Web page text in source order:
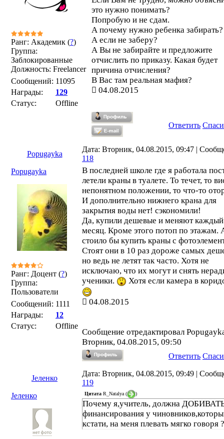
Ранг: Академик (?)
Группа:
Заблокированные
Должность: Freelancer
Сообщений: 11095
Награды:
129
Статус:
Offline
это нужно понимать?
Попробую и не сдам.
А почему нужно ребенка забирать?
А если не заберу?
А Вы не забирайте и предложите
отчислить по приказу. Какая будет
причина отчисления?
В Вас там реальная мафия?
04.08.2015
Ответить
Popugayka
Дата: Вторник, 04.08.2015, 09:47 |
118
Popugayka
Ранг: Доцент (?)
Группа:
Пользователи
Сообщений: 1111
Награды:
12
Статус:
Offline
В последней школе где я работала
летели краны в туалете. То течет, то
непонятном положении, то что-то
И дополнительно нижнего крана для
закрытия воды нет! сэкономили!
Да, купили дешевые и меняют каждый
месяц. Кроме этого потоп по этажам.
стоило бы купить краны с
Стоят они в 10 раз дороже самых
но ведь не летят так часто. Хотя не
исключаю, что их могут и снять
ученики.
Хотя если камера в
04.08.2015
Сообщение отредактировал
Вторник, 04.08.2015, 09:50
Ответить
Јеленко
Дата: Вторник, 04.08.2015, 09:49 |
119
Јеленко
Цитата R_Natalya ( )
Почему я,учитель, должна
финансирования у
кстати, на меня плевать мягко говоря ?